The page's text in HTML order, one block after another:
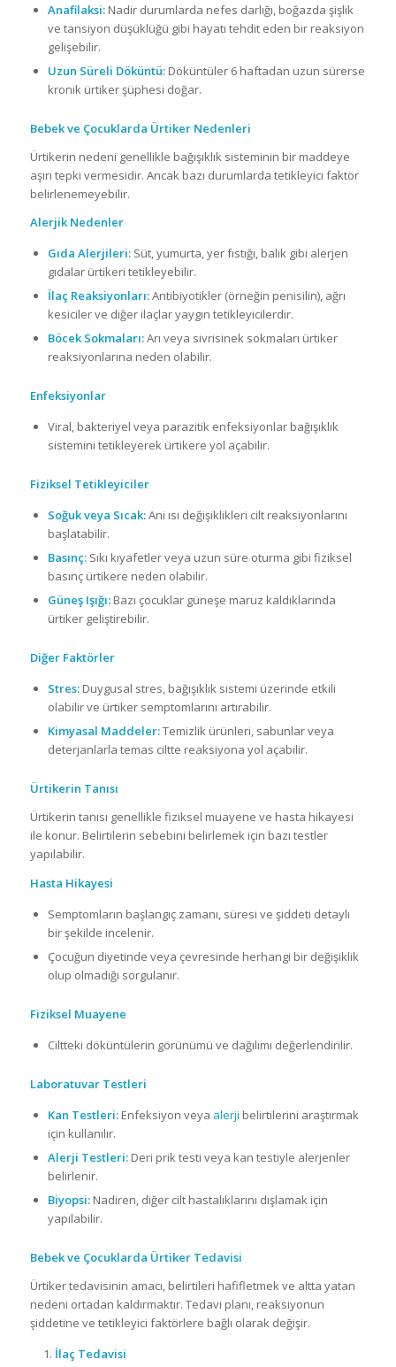
Anafilaksi:Nadir durumlarda nefes darlığı, boğazda şişlik
ve tansiyon düşüklüğü gibi hayatı tehdit eden bir reaksiyon
gelişebilir.
Uzun Süreli Döküntü:Döküntüler 6 haftadan uzun sürerse
kronik ürtiker şüphesi doğar.
Bebek ve Çocuklarda Ürtiker Nedenleri
Ürtikerin nedeni genellikle bağışıklık sisteminin bir maddeye
aşırı tepki vermesidir. Ancak bazı durumlarda tetikleyici faktör
belirlenemeyebilir.
Alerjik Nedenler
Gıda Alerjileri:Süt, yumurta, yer fıstığı, balık gibi alerjen
gıdalar ürtikeri tetikleyebilir.
İlaç Reaksiyonları:Antibiyotikler (örneğin penisilin), ağrı
kesiciler ve diğer ilaçlar yaygın tetikleyicilerdir.
Böcek Sokmaları:Arı veya sivrisinek sokmaları ürtiker
reaksiyonlarına neden olabilir.
Enfeksiyonlar
Viral, bakteriyel veya parazitik enfeksiyonlar bağışıklık
sistemini tetikleyerek ürtikere yol açabilir.
Fiziksel Tetikleyiciler
Soğuk veya Sıcak:Ani ısı değişiklikleri cilt reaksiyonlarını
başlatabilir.
Basınç:Sıkı kıyafetler veya uzun süre oturma gibi fiziksel
basınç ürtikere neden olabilir.
Güneş Işığı:Bazı çocuklar güneşe maruz kaldıklarında
ürtiker geliştirebilir.
Diğer Faktörler
Stres:Duygusal stres, bağışıklık sistemi üzerinde etkili
olabilir ve ürtiker semptomlarını artırabilir.
Kimyasal Maddeler:Temizlik ürünleri, sabunlar veya
deterjanlarla temas ciltte reaksiyona yol açabilir.
Ürtikerin Tanısı
Ürtikerin tanısı genellikle fiziksel muayene ve hasta hikayesi
ile konur. Belirtilerin sebebini belirlemek için bazı testler
yapılabilir.
Hasta Hikayesi
Semptomların başlangıç zamanı, süresi ve şiddeti detaylı
bir şekilde incelenir.
Çocuğun diyetinde veya çevresinde herhangi bir değişiklik
olup olmadığı sorgulanır.
Fiziksel Muayene
Ciltteki döküntülerin görünümü ve dağılımı değerlendirilir.
Laboratuvar Testleri
Kan Testleri:Enfeksiyon veya alerji belirtilerini araştırmak
için kullanılır.
Alerji Testleri:Deri prik testi veya kan testiyle alerjenler
belirlenir.
Biyopsi:Nadiren, diğer cilt hastalıklarını dışlamak için
yapılabilir.
Bebek ve Çocuklarda Ürtiker Tedavisi
Ürtiker tedavisinin amacı, belirtileri hafifletmek ve altta yatan
nedeni ortadan kaldırmaktır. Tedavi planı, reaksiyonun
şiddetine ve tetikleyici faktörlere bağlı olarak değişir.
İlaç Tedavisi